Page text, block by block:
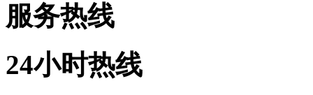
服务热线
24小时热线